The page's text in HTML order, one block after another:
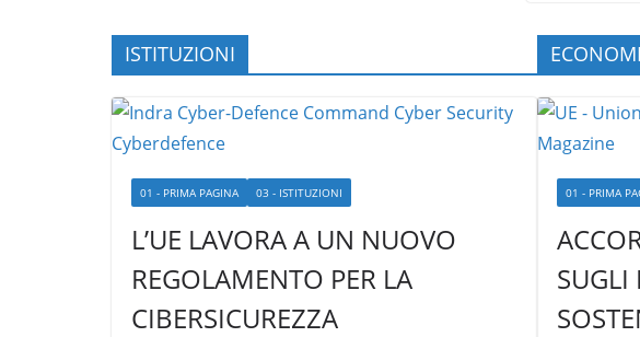
ISTITUZIONI
01 - PRIMA PAGINA 03 - ISTITUZIONI
L’UE LAVORA A UN NUOVO
REGOLAMENTO PER LA
CIBERSICUREZZA
01 - PRIMA
SUGLI